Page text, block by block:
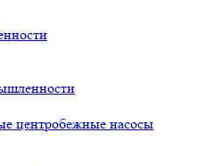
центробежные насосы